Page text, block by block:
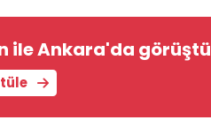
ile Ankara'da görüştü